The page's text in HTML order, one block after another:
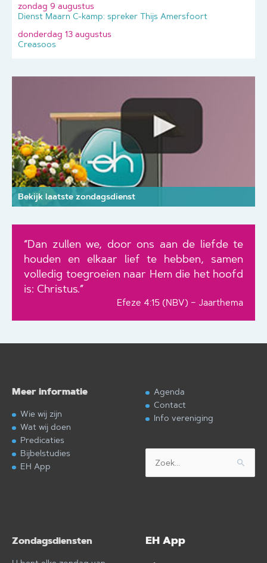
zondag 9 augustus
Dienst Maarn C-kamp: spreker Thijs Amersfoort
donderdag 13 augustus
Creasoos
Bekijk laatste zondagsdienst
“Dan zullen we, door ons aan de liefde te
houden en elkaar lief te hebben, samen
volledig toegroeien naar Hem die het hoofd
is: Christus.”
Efeze 4:15 (NBV) – Jaarthema
Meer informatie
Wie wij zijn
Wat wij doen
Predicaties
Bijbelstudies
EH App
Agenda
Contact
Info vereniging
naar:
Zondagsdiensten EH App